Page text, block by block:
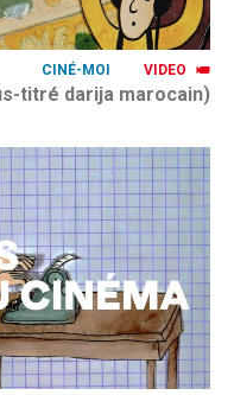
VIDEO
CINÉ-MOI
titré darija marocain)